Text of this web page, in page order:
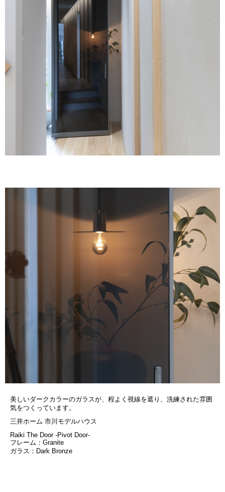
美しいダークカラーのガラスが、程よく視線を遮り、洗練された雰囲
気をつくっています。
三井ホーム 市川モデルハウス
Raiki The Door -Pivot Door-
フレーム：Granite
ガラス：Dark Bronze